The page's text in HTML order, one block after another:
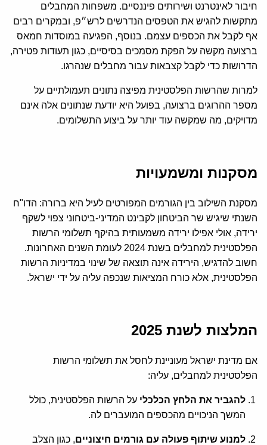
חיבור לאינטרנט ושירותים פיננסיים. משפחות המחבלים
מתקשות להגיש את הטפסים הנדרשים לרש״פ, ובמקרים רבים
אף לקבל את הכספים עצמם. בנוסף, הפגיעה במוסדות חמאס
ברצועה מקשה על הפקת מסמכים בסיסיים, כגון תעודות פטירה,
הדרושות כדי לקבל קצבאות עבור מחבלים שנהרגו.
למרות שהרשות הפלסטינית מפיצה נתונים תעמולתיים על
מספר ההרוגים ברצועה, בפועל היא יודעת שנתונים אלה אינם
מדויקים, מה שמקשה עוד יותר על ביצוע התשלומים.
מסקנות ומשמעויות
מסקנת השילוב בין הגורמים המפורטים לעיל היא ברורה: הדו"ח
השנתי שיגיש שר הביטחון לקבינט המדיני-ביטחוני צפוי לשקף
ירידה, אולי אפילו ירידה משמעותית בהיקף תשלומי הרשות
הפלסטינית למחבלים בשנת 2024 לעומת השנים האחרונות.
חשוב להדגיש, הירידה אינה תוצאה של שינוי במדיניות הרשות
הפלסטינית, אלא כורח המציאות שנכפה עליה על ידי ישראל.
המלצות לשנת 2025
אם מדינת ישראל מעוניינת לחסל את תשלומי הרשות
הפלסטינית למחבלים, עליה:
להגביר את הלחץ הכלכלי על הרשות הפלסטינית, כולל
המשך הניכויים מהכספים המועברים לה.
למנוע שיתוף פעולה עם גורמים חיצוניים, כגון הצלב